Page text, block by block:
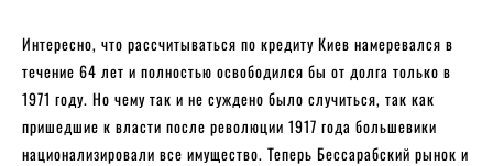
Интересно, что рассчитываться по кредиту Киев намеревался в
течение 64 лет и полностью освободился бы от долга только в
1971 году. Но чему так и не суждено было случиться, так как
пришедшие к власти после революции 1917 года большевики
национализировали все имущество. Теперь Бессарабский рынок и